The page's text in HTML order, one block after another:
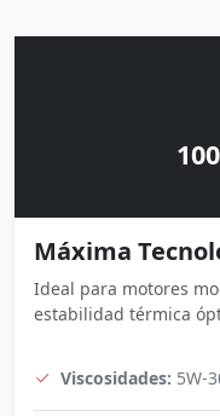
Máxima
Ideal para motores
estabilidad térmica
Viscosidades: 5W-